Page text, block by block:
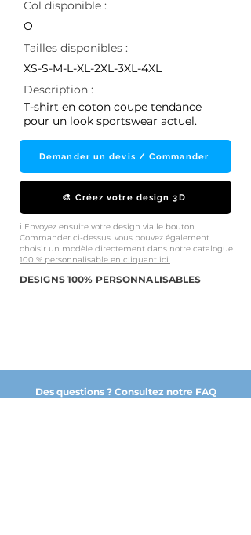
Col disponible :
O
Tailles disponibles :
XS-S-M-L-XL-2XL-3XL-4XL
Description :
T-shirt en coton coupe tendance
pour un look sportswear actuel.
Demander un devis / Commander
🎨 Créez votre design 3D
ℹ️ Envoyez ensuite votre design via le bouton
Commander ci-dessus. vous pouvez également
choisir un modèle directement dans notre catalogue
100 % personnalisable en cliquant ici.
DESIGNS 100% PERSONNALISABLES
Des questions ? Consultez notre FAQ